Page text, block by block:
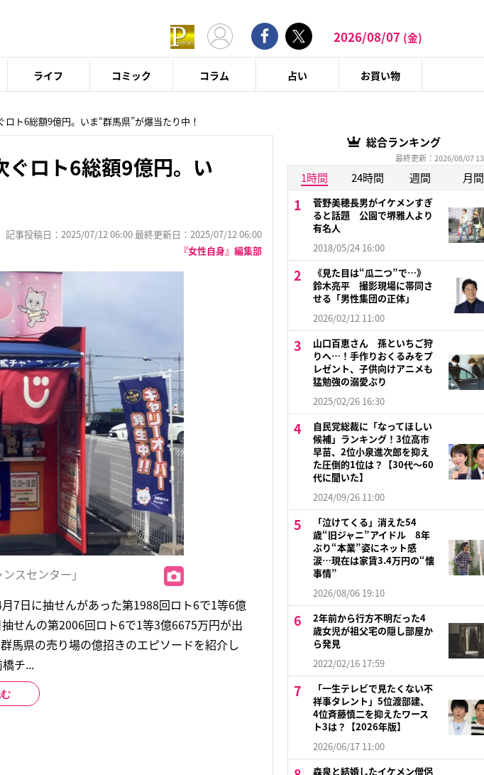
2026/08/07 (金)
ライフ コミック コラム 占い お買い物
ト6総額9億円。いま“群馬県”が爆当たり中！
ロト6総額9億円。い
記事投稿日：2025/07/12 06:00 最終更新日：2025/07/12 06:00
『女性自身』編集部
スセンター」
7日に抽せんがあった第1988回ロト6で1等6億
せんの第2006回ロト6で1等3億6675万円が出
馬県の売り場の億招きのエピソードを紹介し
チ...
総合ランキング
最終更新：2026/08/07
1時間 24時間 週間 月間
菅野美穂長男がイケメンすぎ
ると話題 公園で堺雅人より
有名人
2018/05/24 16:00
《見た目は“瓜二つ”で…》
鈴木亮平 撮影現場に帯同さ
せる「男性集団の正体」
2026/02/12 11:00
山口百恵さん 孫といちご狩
りへ…！手作りおくるみをプ
レゼント、子供向けアニメも
猛勉強の溺愛ぶり
2025/02/26 16:30
自民党総裁に「なってほしい
候補」ランキング！3位高市
早苗、2位小泉進次郎を抑え
た圧倒的1位は？【30代〜60
代に聞いた】
2024/09/26 11:00
「泣けてくる」消えた54
歳“旧ジャニ”アイドル 8年
ぶり“本業”姿にネット感
涙…現在は家賃3.4万円の“懐
事情”
2026/08/06 19:10
2年前から行方不明だった4
歳女児が祖父宅の隠し部屋か
ら発見
2022/02/16 17:59
「一生テレビで見たくない不
祥事タレント」5位渡部建、
4位斉藤慎二を抑えたワース
ト3は？【2026年版】
2026/06/17 11:00
森泉と結婚したイケメン僧侶